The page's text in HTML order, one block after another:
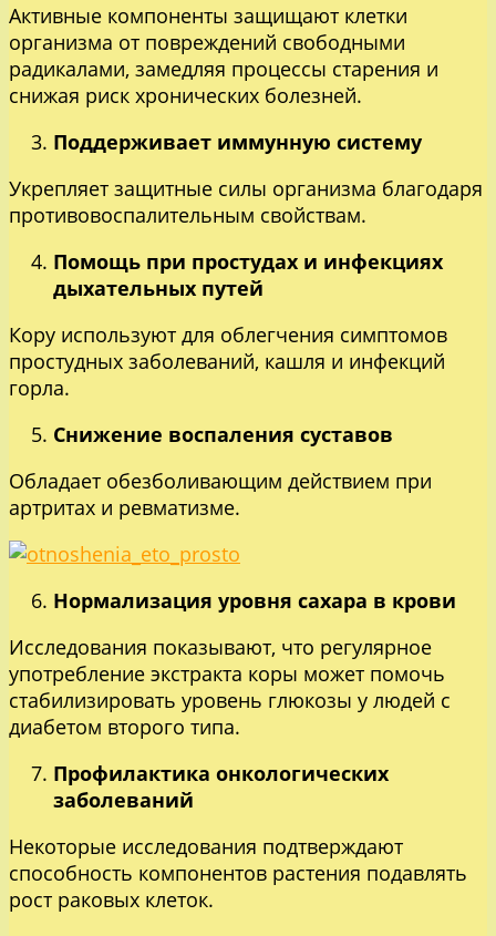
Активные компоненты защищают клетки
организма от повреждений свободными
радикалами, замедляя процессы старения и
снижая риск хронических болезней.
Поддерживает иммунную систему
Укрепляет защитные силы организма благодаря
противовоспалительным свойствам.
Помощь при простудах и инфекциях
дыхательных путей
Кору используют для облегчения симптомов
простудных заболеваний, кашля и инфекций
горла.
Снижение воспаления суставов
Обладает обезболивающим действием при
артритах и ревматизме.
Нормализация уровня сахара в крови
Исследования показывают, что регулярное
употребление экстракта коры может помочь
стабилизировать уровень глюкозы у людей с
диабетом второго типа.
Профилактика онкологических
заболеваний
Некоторые исследования подтверждают
способность компонентов растения подавлять
рост раковых клеток.